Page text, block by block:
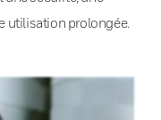
utilisation prolongée.